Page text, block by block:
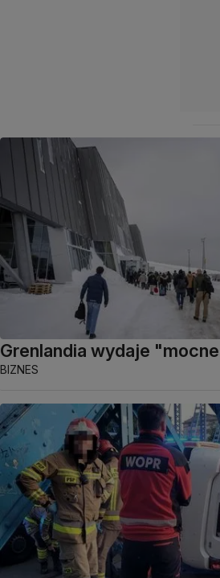
Grenlandia wydaje
BIZNES